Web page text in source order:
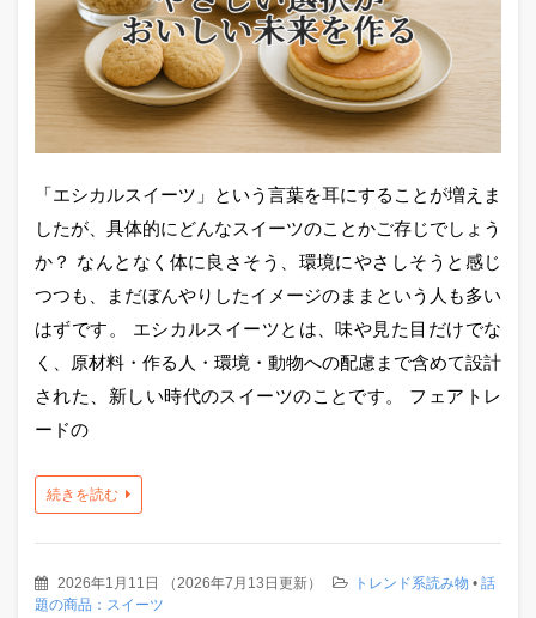
「エシカルスイーツ」という言葉を耳にすることが増えま
したが、具体的にどんなスイーツのことかご存じでしょう
か？ なんとなく体に良さそう、環境にやさしそうと感じ
つつも、まだぼんやりしたイメージのままという人も多い
はずです。 エシカルスイーツとは、味や見た目だけでな
く、原材料・作る人・環境・動物への配慮まで含めて設計
された、新しい時代のスイーツのことです。 フェアトレ
ードの
続きを読む
2026年1月11日 （ 2026年7月13日更新） トレンド系読み物 • 話
題の商品：スイーツ